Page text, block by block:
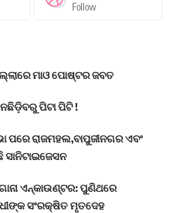
Follow
ମାଓ ପୋଷ୍ଟର ଜବତ
ପିଟା ପିଟି !
ପରେ ରାଜମହଲ,ବାପୁଜୀନଗର ଏବଂ
ଏନ୍‌କାଉଣ୍ଟର: ପୁଣିଥରେ
ସଂରକ୍ଷିତ ମୃତଦେହ